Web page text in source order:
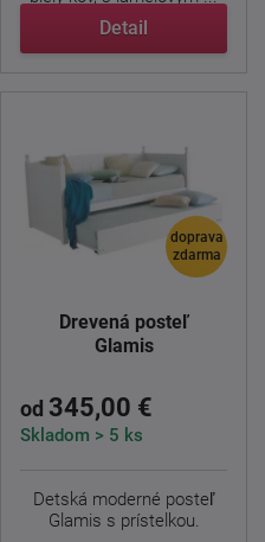
Detail
doprava
zdarma
Drevená posteľ
Glamis
od 345,00 €
Skladom > 5 ks
Detská moderné posteľ
Glamis s prístelkou.